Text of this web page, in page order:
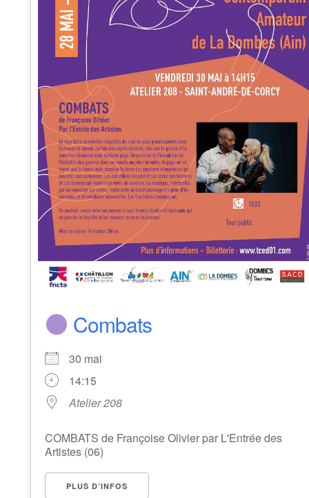
Combats
30 mai
14:15
Atelier 208
COMBATS de Françoise Olivier par L'Entrée des
Artistes (06)
PLUS D’INFOS